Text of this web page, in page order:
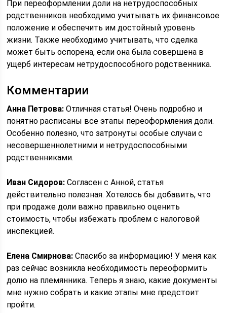
При переоформлении доли на нетрудоспособных
родственников необходимо учитывать их финансовое
положение и обеспечить им достойный уровень
жизни. Также необходимо учитывать, что сделка
может быть оспорена, если она была совершена в
ущерб интересам нетрудоспособного родственника.
Комментарии
Анна Петрова: Отличная статья! Очень подробно и
понятно расписаны все этапы переоформления доли.
Особенно полезно, что затронуты особые случаи с
несовершеннолетними и нетрудоспособными
родственниками.
Иван Сидоров: Согласен с Анной, статья
действительно полезная. Хотелось бы добавить, что
при продаже доли важно правильно оценить
стоимость, чтобы избежать проблем с налоговой
инспекцией.
Елена Смирнова: Спасибо за информацию! У меня как
раз сейчас возникла необходимость переоформить
долю на племянника. Теперь я знаю, какие документы
мне нужно собрать и какие этапы мне предстоит
пройти.